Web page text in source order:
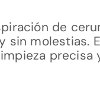
de
sin molestias.
precisa